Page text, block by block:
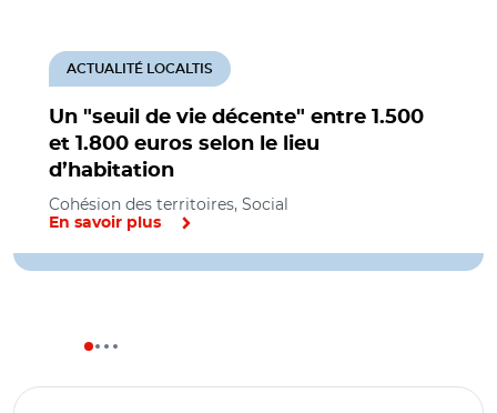
Un "seuil de vie décente" entre 1.500
et 1.800 euros selon le lieu
d’habitation
ACTUALITÉ LOCALTIS
Cohésion des territoires, Social
En savoir plus